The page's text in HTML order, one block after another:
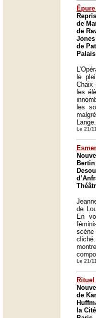
de
de
de
le
Chaix
les
les
Lange.
Le 21/
de
En
Le 21/
de
la